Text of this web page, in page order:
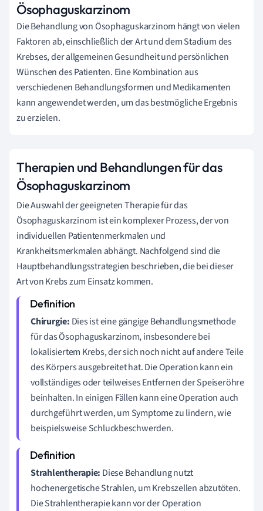
Ösophaguskarzinom
Die Behandlung von Ösophaguskarzinom hängt von vielen
Faktoren ab, einschließlich der Art und dem Stadium des
Krebses, der allgemeinen Gesundheit und persönlichen
Wünschen des Patienten. Eine Kombination aus
verschiedenen Behandlungsformen und Medikamenten
kann angewendet werden, um das bestmögliche Ergebnis
zu erzielen.
Therapien und Behandlungen für das
Ösophaguskarzinom
Die Auswahl der geeigneten Therapie für das
Ösophaguskarzinom ist ein komplexer Prozess, der von
individuellen Patientenmerkmalen und
Krankheitsmerkmalen abhängt. Nachfolgend sind die
Hauptbehandlungsstrategien beschrieben, die bei dieser
Art von Krebs zum Einsatz kommen.
Chirurgie: Dies ist eine gängige Behandlungsmethode
für das Ösophaguskarzinom, insbesondere bei
lokalisiertem Krebs, der sich noch nicht auf andere Teile
des Körpers ausgebreitet hat. Die Operation kann ein
vollständiges oder teilweises Entfernen der Speiseröhre
beinhalten. In einigen Fällen kann eine Operation auch
durchgeführt werden, um Symptome zu lindern, wie
beispielsweise Schluckbeschwerden.
Strahlentherapie: Diese Behandlung nutzt
hochenergetische Strahlen, um Krebszellen abzutöten.
Die Strahlentherapie kann vor der Operation